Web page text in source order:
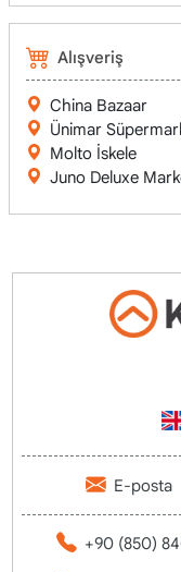
Alışveriş
China Bazaar
Ünimar
Molto İskele
Juno Deluxe
E-posta
+90 (850)